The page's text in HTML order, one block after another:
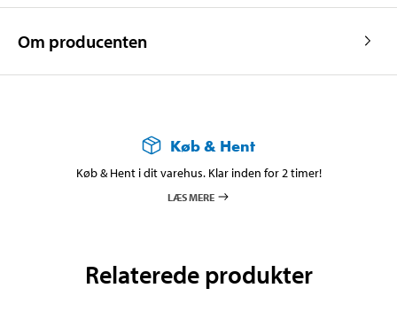
Om producenten
Køb & Hent
Køb & Hent i dit varehus. Klar inden for 2 timer!
LÆS MERE
Relaterede produkter